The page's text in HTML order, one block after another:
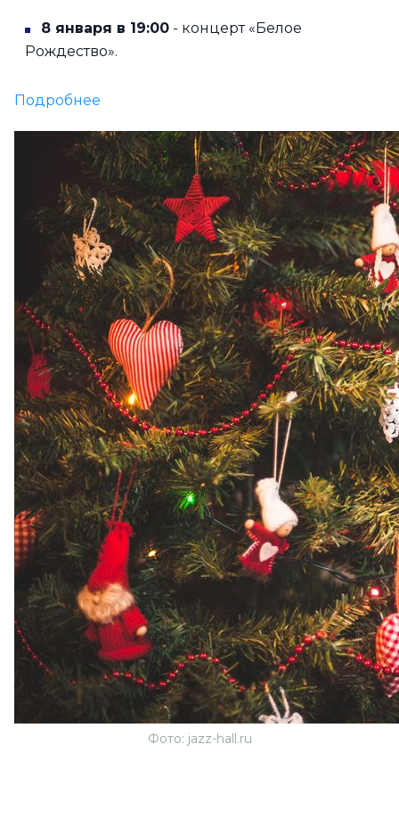
8 января в 19:00 - концерт «Белое
Рождество».
Подробнее
Фото: jazz-hall.ru